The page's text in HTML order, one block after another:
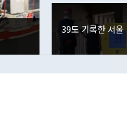
권이라는 지적이 나오고 있
뒤 "여기 업무보고에 발표했
부의 한 소식통은 "정 장관의
를 거쳐 결정된 사안이 아닌
련 부처 장관이 정부의 공식
하고 대통령의 면전에서 '국
경신했다. 외국인의 국내 채
분기 말 만기도래 영향으로
다. 내국인의 해외 증권투자
다. eoyn2@newspim.com
39도 기록한 서울